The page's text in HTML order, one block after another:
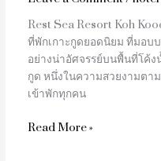
Rest Sea Resort Koh
ที่พักเกาะกูดยอดนิยม ที่มอบ
อย่างน่าอัศจรรย์บนพื้นที่โค้ง
กูด หนึ่งในความสวยงามต
เข้าพักทุกคน
Read More »